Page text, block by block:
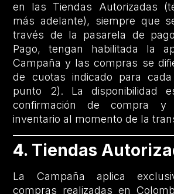
en las Tiendas Autorizadas
más adelante), siempre que
través de la pasarela de
Pago, tengan habilitada la
Campaña y las compras se
de cuotas indicado para
punto 2). La disponibilidad
confirmación de compra y
inventario al momento de la
4. Tiendas
La Campaña aplica
compras realizadas en